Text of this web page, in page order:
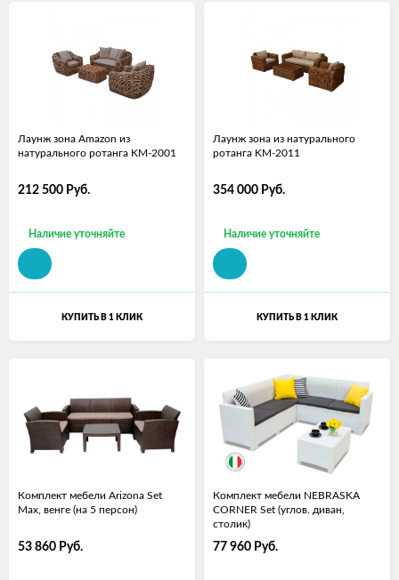
Лаунж зона Amazon из
натурального ротанга KM-2001
212 500 Руб.
Наличие уточняйте
КУПИТЬ В 1 КЛИК
Лаунж зона из натурального
ротанга KM-2011
354 000 Руб.
Наличие уточняйте
КУПИТЬ В 1 КЛИК
Комплект мебели Arizona Set
Max, венге (на 5 персон)
53 860 Руб.
Комплект мебели NEBRASKA
CORNER Set (углов. диван,
столик)
77 960 Руб.